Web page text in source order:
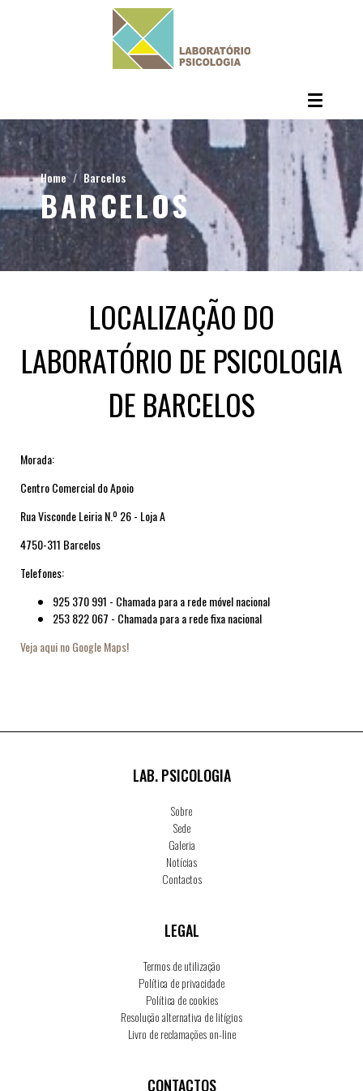
Home Barcelos
BARCELOS
LOCALIZAÇÃO DO
LABORATÓRIO DE PSICOLOGIA
DE BARCELOS
Morada:
Centro Comercial do Apoio
Rua Visconde Leiria N.º 26 - Loja A
4750-311 Barcelos
Telefones:
925 370 991 - Chamada para a rede móvel nacional
253 822 067 - Chamada para a rede fixa nacional
Veja aqui no Google Maps!
LAB. PSICOLOGIA
Sobre
Sede
Galeria
Notícias
Contactos
LEGAL
Termos de utilização
Política de privacidade
Política de cookies
Resolução alternativa de litígios
Livro de reclamações on-line
CONTACTOS